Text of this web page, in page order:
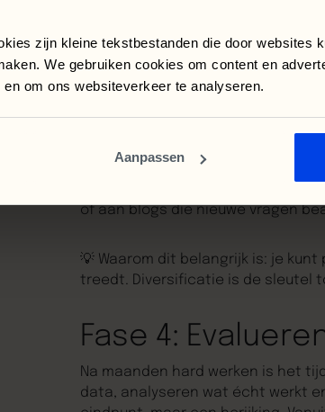
zijn kleine tekstbestanden die door websites
We gebruiken cookies om content en
om ons websiteverkeer te analyseren.
Aanpassen
💡 Waarom dit belangrijk is:
hier
maar gecontroleerd opschalen.
Fase 3:
In fase 3 gaan we verbreden.
zoekwoorden. We testen hoger in
doelgroep te bereiken. Hier zit de
of aan blogs die nieuwe vragen
💡 Waarom dit belangrijk is: je kunt
treedt. Diversificatie is de sleutel
Fase 4:
Na maanden hard werken is het
data, analyseren wat écht werkt